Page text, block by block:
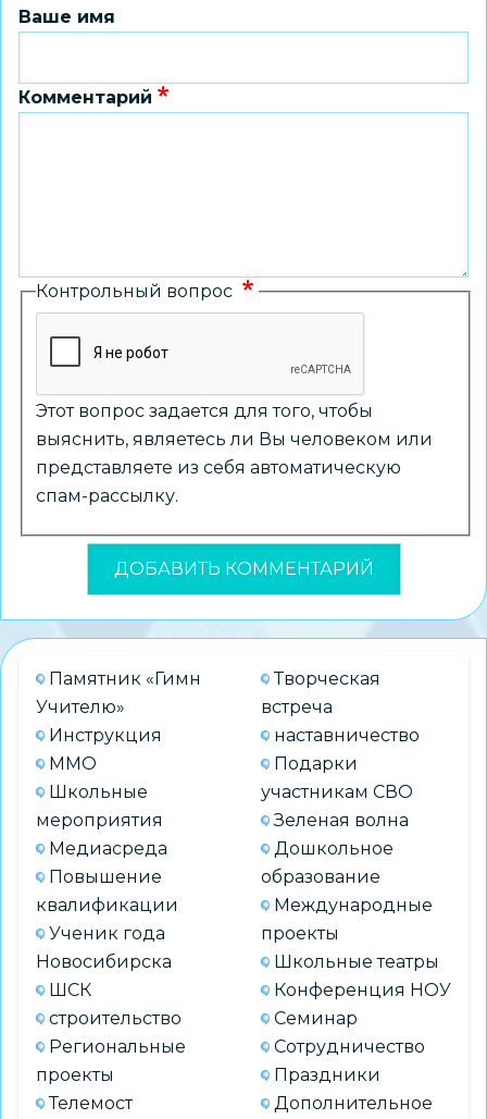
Ваше имя
Комментарий
Контрольный вопрос
Этот вопрос задается для того, чтобы
выяснить, являетесь ли Вы человеком или
представляете из себя автоматическую
спам-рассылку.
Памятник «Гимн
Учителю»
Инструкция
ММО
Школьные
мероприятия
Медиасреда
Повышение
квалификации
Ученик года
Новосибирска
ШСК
строительство
Региональные
проекты
Телемост
Творческая
встреча
наставничество
Подарки
участникам СВО
Зеленая волна
Дошкольное
образование
Международные
проекты
Школьные театры
Конференция НОУ
Семинар
Сотрудничество
Праздники
Дополнительное